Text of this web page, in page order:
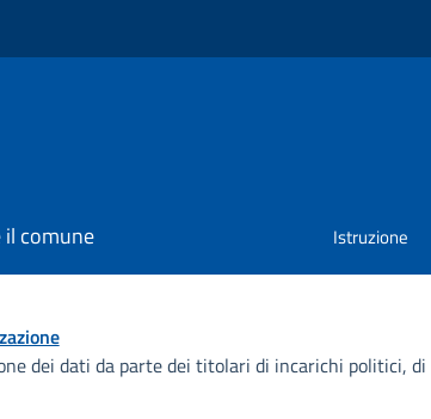
il comune Istruzione
dei dati da parte dei titolari di incarichi politici,